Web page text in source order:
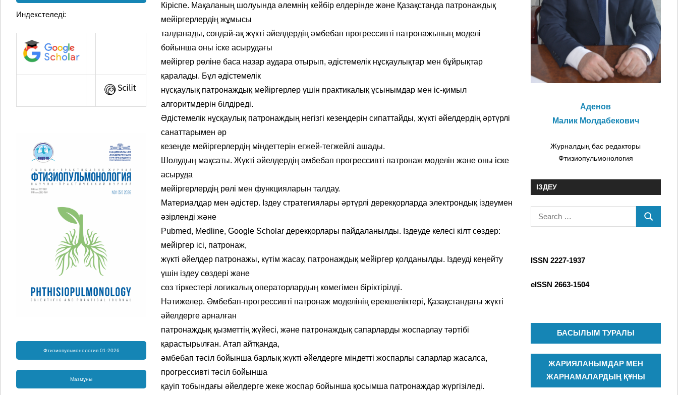
Кіріспе. Мақаланың шолуында әлемнің кейбір елдерінде және Қазақстанда патронаждық
мейіргерлердің жұмысы
талданады, сондай-ақ жүкті әйелдердің әмбебап прогрессивті патронажының моделі
бойынша оны іске асырудағы
мейіргер рөліне баса назар аудара отырып, әдістемелік нұсқаулықтар мен бұйрықтар
қаралады. Бұл әдістемелік
нұсқаулық патронаждық мейіргерлер үшін практикалық ұсынымдар мен іс-қимыл
алгоритмдерін білдіреді.
Әдістемелік нұсқаулық патронаждың негізгі кезеңдерін сипаттайды, жүкті әйелдердің әртүрлі
санаттарымен әр
кезеңде мейіргерлердің міндеттерін егжей-тегжейлі ашады.
Шолудың мақсаты. Жүкті әйелдердің әмбебап прогрессивті патронаж моделін және оны іске
асыруда
мейіргерлердің рөлі мен функцияларын талдау.
Материалдар мен әдістер. Іздеу стратегиялары әртүрлі дерекқорларда электрондық іздеумен
әзірленді және
Pubmed, Medline, Google Scholar дерекқорлары пайдаланылды. Іздеуде келесі кілт сөздер:
мейіргер ісі, патронаж,
жүкті әйелдер патронажы, күтім жасау, патронаждық мейіргер қолданылды. Іздеуді кеңейту
үшін іздеу сөздері және
сөз тіркестері логикалық операторлардың көмегімен біріктірілді.
Нәтижелер. Әмбебап-прогрессивті патронаж моделінің ерекшеліктері, Қазақстандағы жүкті
әйелдерге арналған
патронаждық қызметтің жүйесі, және патронаждық сапарларды жоспарлау тәртібі
қарастырылған. Атап айтқанда,
әмбебап тәсіл бойынша барлық жүкті әйелдерге міндетті жоспарлы сапарлар жасалса,
прогрессивті тәсіл бойынша
қауіп тобындағы әйелдерге жеке жоспар бойынша қосымша патронаждар жүргізіледі.
Индекстеледі:
Фтизиопульмонология 01-2026
Мазмұны
Аденов
Малик Молдабекович
Журналдың бас редакторы
Фтизиопульмонология
ІЗДЕУ
e
c
ISSN 2227-1937
eISSN 2663-1504
БАСЫЛЫМ ТУРАЛЫ
ЖАРИЯЛАНЫМДАР МЕН
ЖАРНАМАЛАРДЫҢ ҚҰНЫ